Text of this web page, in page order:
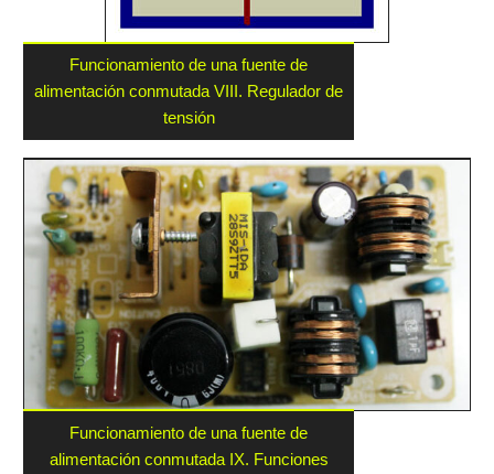
Funcionamiento de una fuente de
alimentación conmutada VIII. Regulador de
tensión
Funcionamiento de una fuente de
alimentación conmutada IX. Funciones